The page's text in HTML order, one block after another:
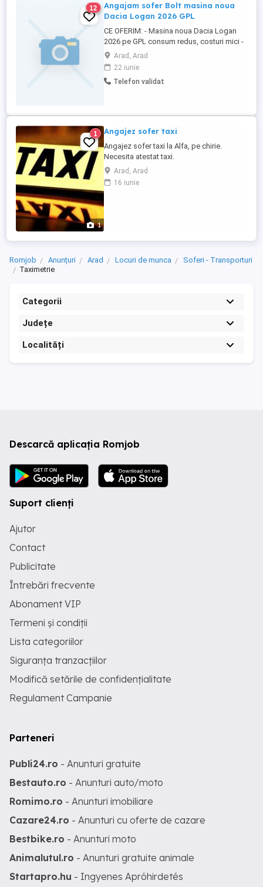
12
Angajam sofer Bolt masina noua
Dacia Logan 2026 GPL
CE OFERIM: - Masina noua Dacia Logan
2026 pe GPL consum redus, costuri mici -
Program flexibil alegi tu orele de lucru -
Fara investitie initiala din partea ta - Cont
Bolt activ in cateva zile - Suport
permanent din partea firmei - Contract de
Arad, Arad
22 iunie
Telefon validat
1
1 Angajez sofer taxi
Angajez sofer taxi la Alfa, pe chirie.
Necesita atestat taxi.
Arad, Arad
16 iunie
Romjob Anunțuri Arad Locuri de munca
Soferi - Transporturi
Taximetrie
Categorii
Județe
Localități
Descarcă aplicația Romjob
Suport clienți
Ajutor
Contact
Publicitate
Întrebări frecvente
Abonament VIP
Termeni și condiții
Lista categoriilor
Siguranța tranzacțiilor
Modifică setările de confidențialitate
Regulament Campanie
Parteneri
Publi24.ro - Anunturi gratuite
Bestauto.ro - Anunturi auto/moto
Romimo.ro - Anunturi imobiliare
Cazare24.ro - Anunturi cu oferte de cazare
Bestbike.ro - Anunturi moto
Animalutul.ro - Anunturi gratuite animale
Startapro.hu - Ingyenes Apróhirdetés